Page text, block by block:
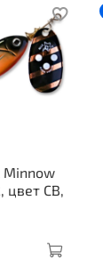
Minnow
CB,